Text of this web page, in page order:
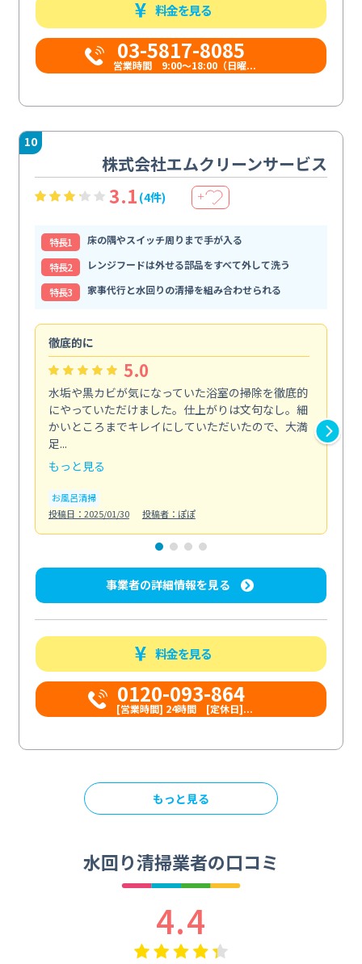
料金を見る
03-5817-8085
営業時間 9:00～18:00（日曜...
10
株式会社エムクリーンサービス
3.1 (4件) ＋
特⻑1
床の隅やスイッチ周りまで手が入る
特⻑2
レンジフードは外せる部品をすべて外して洗う
特⻑3
家事代行と水回りの清掃を組み合わせられる
徹底的に
5.0
水垢や黒カビが気になっていた浴室の掃除を徹底的
にやっていただけました。仕上がりは文句なし。細
かいところまでキレイにしていただいたので、大満
足...
もっと見る
お風呂清掃
投稿日：2025/01/30
投稿者：ぽぽ
事業者の詳細情報を見る
料金を見る
0120-093-864
[営業時間] 24時間 [定休日]...
もっと見る
水回り清掃業者の口コミ
4.4